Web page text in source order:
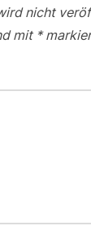
nicht
mit *